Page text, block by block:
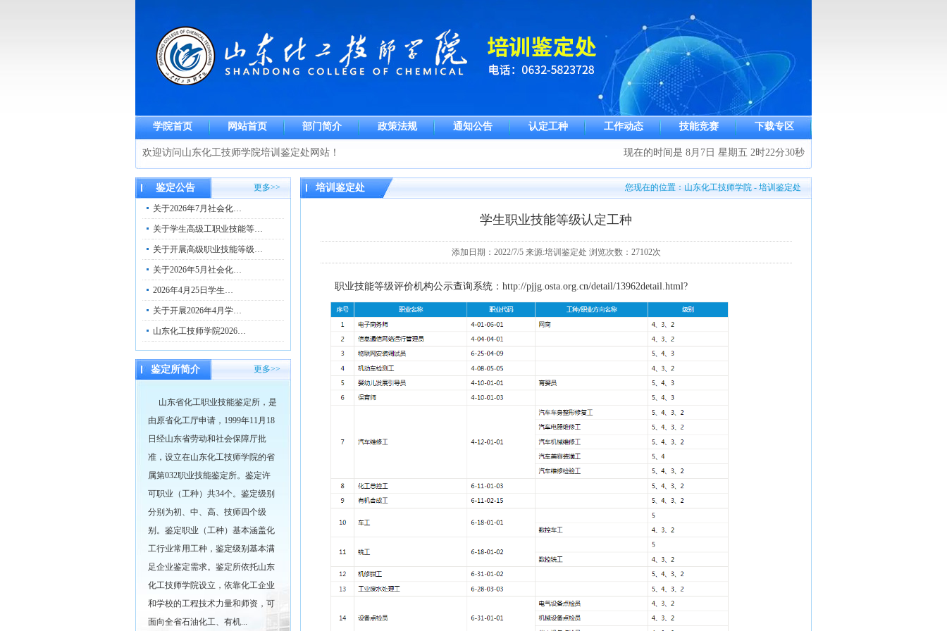
学院首页 网站首页 部门简介 政策法规 通知公告 认定工种 工作动态 技能竞赛 下载专区
欢迎访问山东化工技师学院培训鉴定处网站！ 现在的时间是 8月7日 星期五 2时22分30秒
鉴定公告 更多>>
关于2026年7月社会化…
关于学生高级工职业技能等…
关于开展高级职业技能等级…
关于2026年5月社会化…
2026年4月25日学生…
关于开展2026年4月学…
山东化工技师学院2026…
鉴定所简介 更多>>
山东省化工职业技能鉴定所，是
由原省化工厅申请，1999年11月18
日经山东省劳动和社会保障厅批
准，设立在山东化工技师学院的省
属第032职业技能鉴定所。鉴定许
可职业（工种）共34个。鉴定级别
分别为初、中、高、技师四个级
别。鉴定职业（工种）基本涵盖化
工行业常用工种，鉴定级别基本满
足企业鉴定需求。鉴定所依托山东
化工技师学院设立，依靠化工企业
和学校的工程技术力量和师资，可
面向全省石油化工、有机...
培训鉴定处 您现在的位置：山东化工技师学院 - 培训鉴定处
学生职业技能等级认定工种
添加日期：2022/7/5 来源:培训鉴定处 浏览次数：27102次
职业技能等级评价机构公示查询系统： http://pjjg.osta.org.cn/detail/13962detail.html?